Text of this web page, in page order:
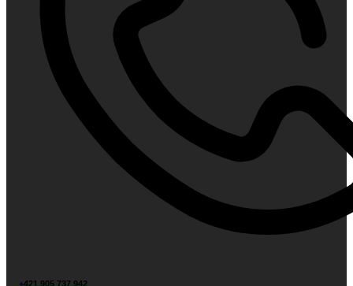
+421 905 737 942